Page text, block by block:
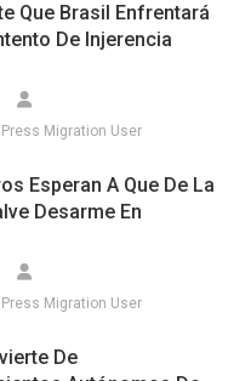
Que Brasil Enfrentará
De Injerencia
Migration User
Esperan A Que De La
Desarme En
Migration User
De